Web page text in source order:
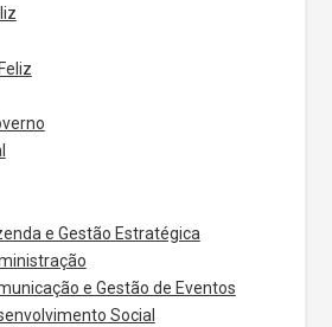
e Gestão Estratégica
e Gestão de Eventos
Social